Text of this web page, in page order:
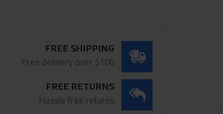
FREE SHIPPING
Free delivery over $100
FREE RETURNS
Hassle free returns